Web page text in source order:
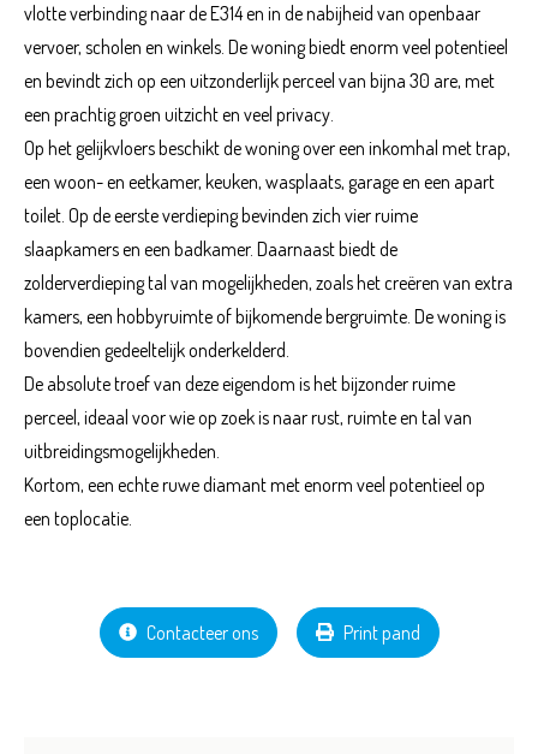
vlotte verbinding naar de E314 en in de nabijheid van openbaar
vervoer, scholen en winkels. De woning biedt enorm veel potentieel
en bevindt zich op een uitzonderlijk perceel van bijna 30 are, met
een prachtig groen uitzicht en veel privacy.
Op het gelijkvloers beschikt de woning over een inkomhal met trap,
een woon- en eetkamer, keuken, wasplaats, garage en een apart
toilet. Op de eerste verdieping bevinden zich vier ruime
slaapkamers en een badkamer. Daarnaast biedt de
zolderverdieping tal van mogelijkheden, zoals het creëren van extra
kamers, een hobbyruimte of bijkomende bergruimte. De woning is
bovendien gedeeltelijk onderkelderd.
De absolute troef van deze eigendom is het bijzonder ruime
perceel, ideaal voor wie op zoek is naar rust, ruimte en tal van
uitbreidingsmogelijkheden.
Kortom, een echte ruwe diamant met enorm veel potentieel op
een toplocatie.
Contacteer ons Print pand